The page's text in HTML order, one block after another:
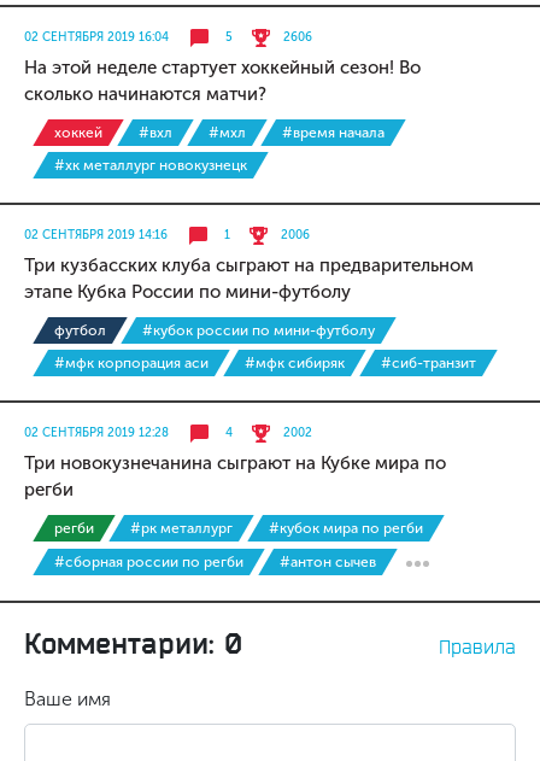
02 СЕНТЯБРЯ 2019 16:04 5 2606
На этой неделе стартует хоккейный сезон! Во
сколько начинаются матчи?
хоккей #вхл #мхл
#время начала
#хк металлург новокузнецк
02 СЕНТЯБРЯ 2019 14:16 1 2006
Три кузбасских клуба сыграют на предварительном
этапе Кубка России по мини-футболу
футбол
#кубок россии по мини-футболу
#мфк корпорация аси
#мфк сибиряк #сиб-транзит
02 СЕНТЯБРЯ 2019 12:28 4 2002
Три новокузнечанина сыграют на Кубке мира по
регби
регби #рк металлург
#кубок мира по регби
#сборная россии по регби
#антон сычев
Комментарии: 0 Правила
Ваше имя